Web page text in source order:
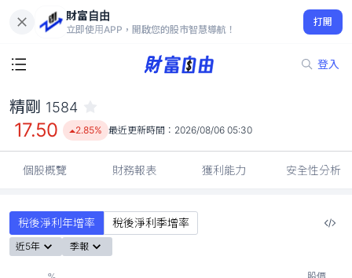
財富自由
立即使用APP，開啟您的股市智慧導航！
打開
登入
17.50
2.85%
精剛 1584
17.50 2.85% 最近更新時間： 2026/08/06 05:30
個股概覽 財務報表 獲利能力 安全性分析
稅後淨利年增率 稅後淨利季增率
近5年 季報